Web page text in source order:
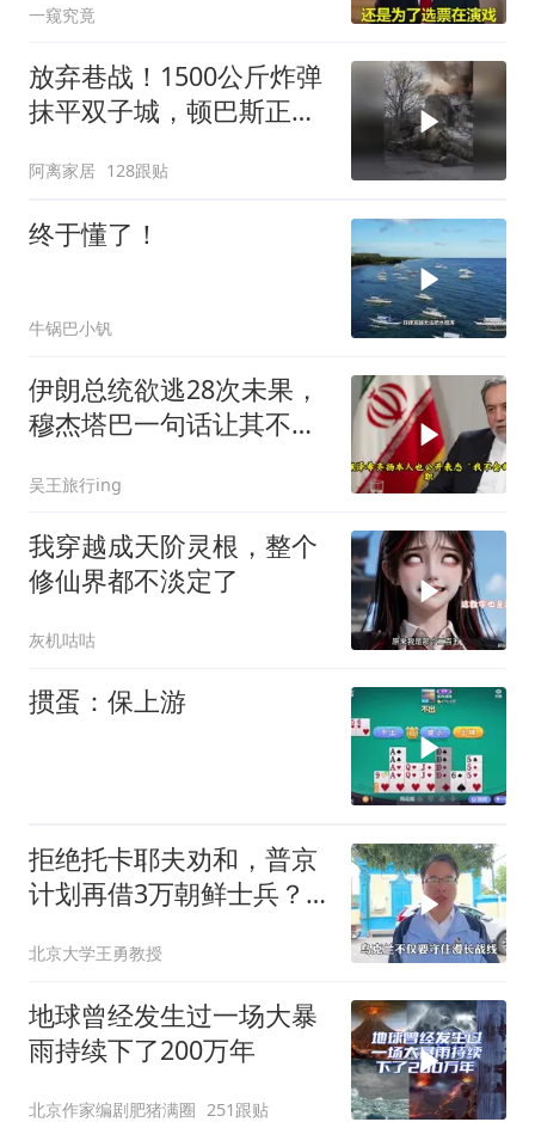
一窥究竟
放弃巷战！1500公斤炸弹
抹平双子城，顿巴斯正变
阿离家居 128跟贴
终于懂了！
牛锅巴小钒
伊朗总统欲逃28次未果，
穆杰塔巴一句话让其不敢
吴王旅行ing
我穿越成天阶灵根，整个
修仙界都不淡定了
灰机咕咕
掼蛋：保上游
拒绝托卡耶夫劝和，普京
计划再借3万朝鲜士兵？
北京大学王勇教授
地球曾经发生过一场大暴
雨持续下了200万年
北京作家编剧肥猪满圈 251跟贴